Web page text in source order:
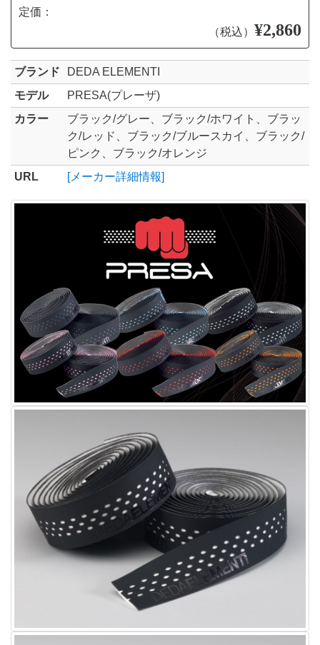
定価：
（税込） ¥2,860
ブランド
DEDA ELEMENTI
モデル
PRESA(プレーザ)
カラー
ブラック/グレー、ブラック/ホワイト、ブラッ
ク/レッド、ブラック/ブルースカイ、ブラック/
ピンク、ブラック/オレンジ
URL
[メーカー詳細情報]